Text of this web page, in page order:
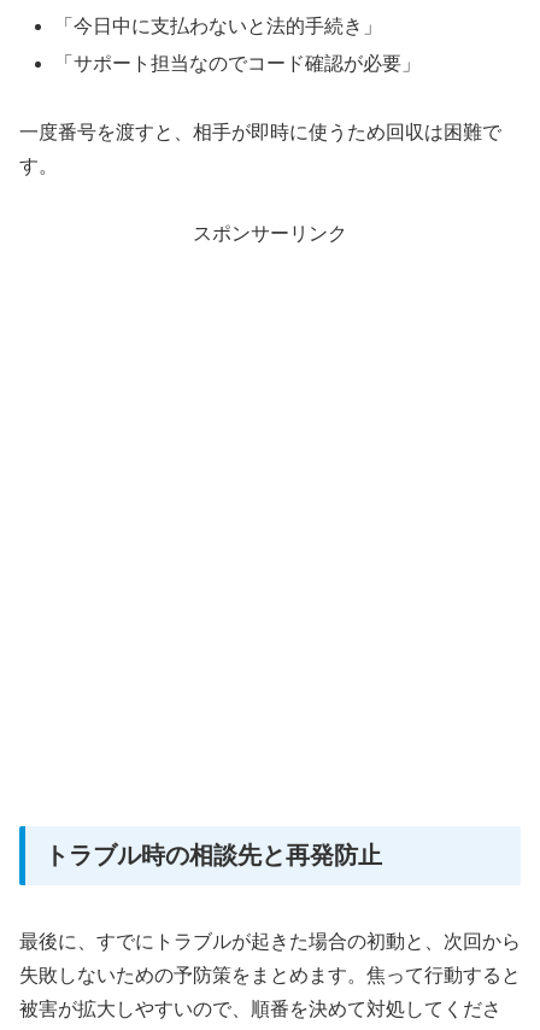
「今日中に支払わないと法的手続き」
「サポート担当なのでコード確認が必要」
一度番号を渡すと、相手が即時に使うため回収は困難で
す。
スポンサーリンク
トラブル時の相談先と再発防止
最後に、すでにトラブルが起きた場合の初動と、次回から
失敗しないための予防策をまとめます。焦って行動すると
被害が拡大しやすいので、順番を決めて対処してくださ